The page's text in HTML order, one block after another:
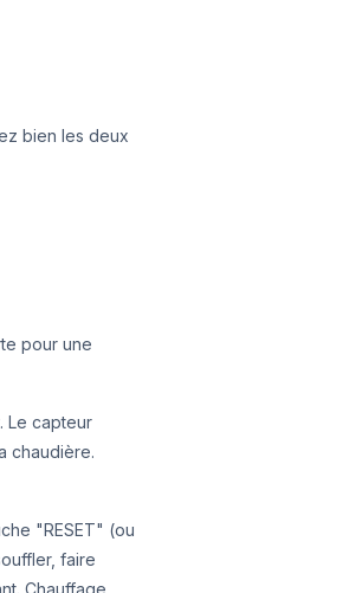
bien les deux
pour une
Le capteur
chaudière.
"RESET" (ou
faire
Chauffage